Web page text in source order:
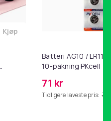
Legg Magetrener, 6-rørs
Kjøp
Batteri AG10 /
10-pakning PKcell
71 kr
Tidligere laveste pris: 76